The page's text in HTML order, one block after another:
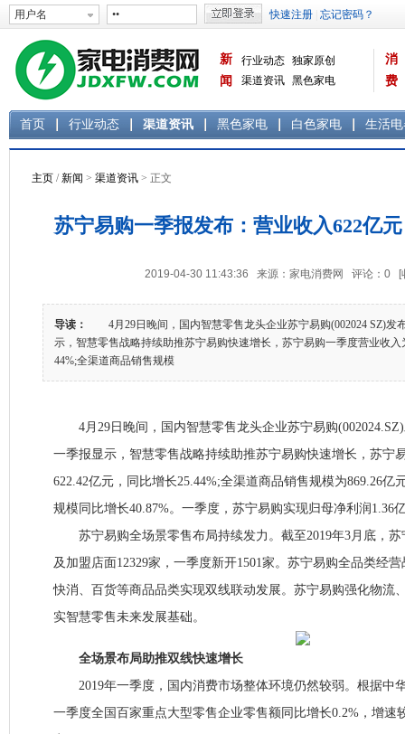
新
闻
行业动态 独家原创
渠道资讯 黑色家电
消
费
首页 行业动态 渠道资讯 黑色家电 白色家电 生活
主页 /新闻 > 渠道资讯 > 正文
苏宁易购一季报发布：营业收入622亿
2019-04-30 11:43:36 来源：家电消费网 评论： 0 [
导读：
4月29日晚间，国内智慧零售龙头企业苏宁易购(002024 SZ)发
示，智慧零售战略持续助推苏宁易购快速增长，苏宁易购一季度营业收入
44%;全渠道商品销售规模
4月29日晚间，国内智慧零售龙头企业苏宁易购(002024.SZ)
一季报显示，智慧零售战略持续助推苏宁易购快速增长，苏宁
622.42亿元，同比增长25.44%;全渠道商品销售规模为869.26亿
规模同比增长40.87%。一季度，苏宁易购实现归母净利润1.36
苏宁易购全场景零售布局持续发力。截至2019年3月底，苏
及加盟店面12329家，一季度新开1501家。苏宁易购全品类经
快消、百货等商品品类实现双线联动发展。苏宁易购强化物流
实智慧零售未来发展基础。
全场景布局助推双线快速增长
2019年一季度，国内消费市场整体环境仍然较弱。根据中
一季度全国百家重点大型零售企业零售额同比增长0.2%，增速